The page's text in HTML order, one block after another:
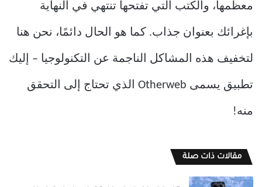
معظمها، والكتب التي تفتحها تنتهي في النهاية
بإغرائك بعنوان جذاب. كما هو الحال دائمًا، نحن هنا
لتخفيف هذه المشاكل الناجمة عن التكنولوجيا – إليك
تطبيق يسمى Otherweb الذي تحتاج إلى التحقق
منه!
مقالات ذات صلة